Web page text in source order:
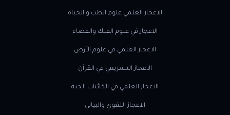
الاعجاز العلمي علوم الطب و الحياة
الاعجاز في علوم الفلك والفضاء
الاعجاز العلمي في علوم الأرض
الاعجاز التشريعي في القرآن
الاعجاز العلمي في الكائنات الحية
الاعجاز اللغوي والبياني